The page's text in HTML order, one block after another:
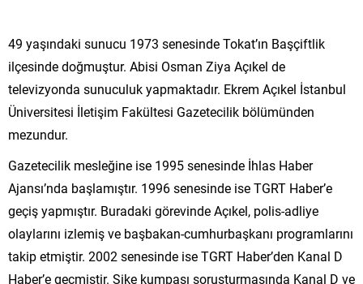
49 yaşındaki sunucu 1973 senesinde Tokat’ın Başçiftlik
ilçesinde doğmuştur. Abisi Osman Ziya Açıkel de
televizyonda sunuculuk yapmaktadır. Ekrem Açıkel İstanbul
Üniversitesi İletişim Fakültesi Gazetecilik bölümünden
mezundur.
Gazetecilik mesleğine ise 1995 senesinde İhlas Haber
Ajansı’nda başlamıştır. 1996 senesinde ise TGRT Haber’e
geçiş yapmıştır. Buradaki görevinde Açıkel, polis-adliye
olaylarını izlemiş ve başbakan-cumhurbaşkanı programlarını
takip etmiştir. 2002 senesinde ise TGRT Haber’den Kanal D
Haber’e geçmiştir. Şike kumpası soruşturmasında Kanal D ve